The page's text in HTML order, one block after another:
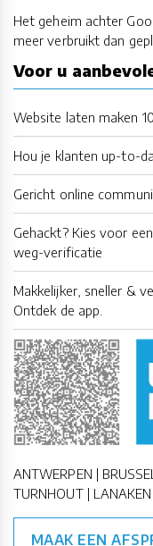
Het geheim achter
meer verbruikt dan
Voor u
Website laten maken
Hou je klanten up-to-
Gericht online
Gehackt? Kies voor
weg-verificatie
Makkelijker, sneller &
Ontdek de app.
ANTWERPEN |
TURNHOUT |
MAAK EEN